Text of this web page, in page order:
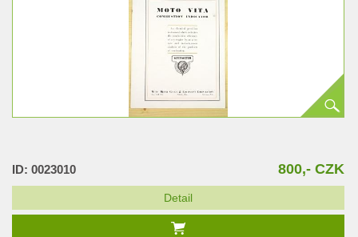
ID: 0023010 800,- CZK
Detail